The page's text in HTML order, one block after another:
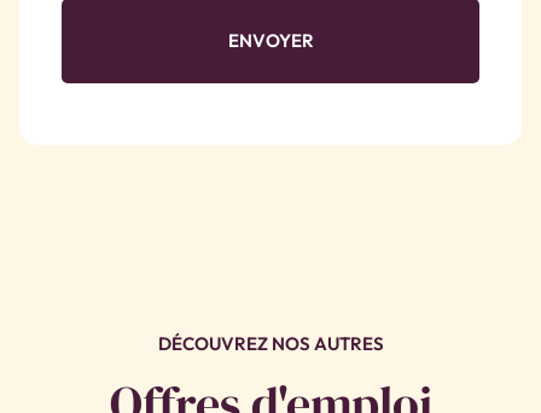
DÉCOUVREZ NOS AUTRES